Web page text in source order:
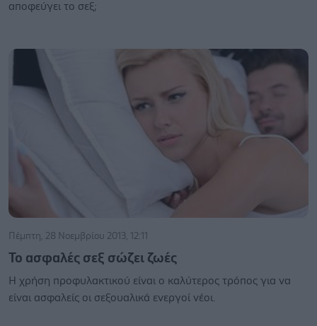
αποφεύγει το σεξ;
Πέμπτη, 28 Νοεμβρίου 2013, 12:11
Το ασφαλές σεξ σώζει ζωές
Η χρήση προφυλακτικού είναι ο καλύτερος τρόπος για να
είναι ασφαλείς οι σεξουαλικά ενεργοί νέοι.